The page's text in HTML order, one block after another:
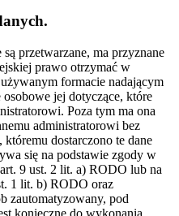
przetwarzane, ma przyznane
prawo otrzymać w
formacie nadającym
jej dotyczące, które
Poza tym ma ona
administratorowi bez
dostarczono te dane
się na podstawie zgody w
9 ust. 2 lit. a) RODO lub na
1 lit. b) RODO oraz
zautomatyzowany, pod
konieczne do wykonania